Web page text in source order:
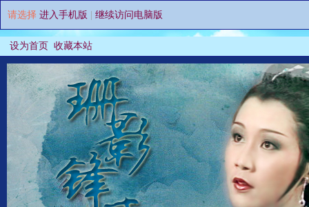
请选择 进入手机版 继续访问电脑版
设为首页 收藏本站